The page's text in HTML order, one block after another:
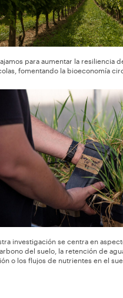
para aumentar la resiliencia
fomentando la bioeconomía
investigación se centra en
del suelo, la retención de
o los flujos de nutrientes en el